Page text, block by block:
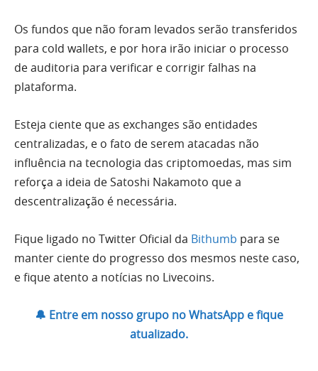
Os fundos que não foram levados serão transferidos
para cold wallets, e por hora irão iniciar o processo
de auditoria para verificar e corrigir falhas na
plataforma.
Esteja ciente que as exchanges são entidades
centralizadas, e o fato de serem atacadas não
influência na tecnologia das criptomoedas, mas sim
reforça a ideia de Satoshi Nakamoto que a
descentralização é necessária.
Fique ligado no Twitter Oficial da Bithumb para se
manter ciente do progresso dos mesmos neste caso,
e fique atento a notícias no Livecoins.
🔔 Entre em nosso grupo no WhatsApp e fique
atualizado.